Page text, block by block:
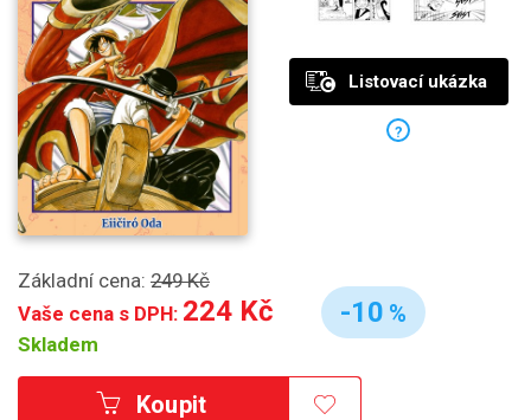
Základní cena: 249 Kč
Vaše cena s DPH: 224 Kč
Skladem
-10 %
Koupit
Listovací ukázka
?